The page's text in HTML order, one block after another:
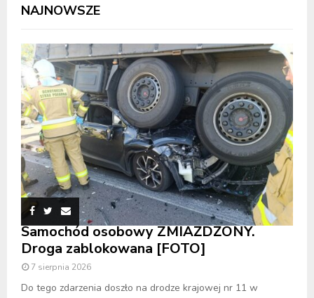
NAJNOWSZE
Samochód osobowy ZMIAŻDŻONY.
Droga zablokowana [FOTO]
7 sierpnia 2026
Do tego zdarzenia doszło na drodze krajowej nr 11 w